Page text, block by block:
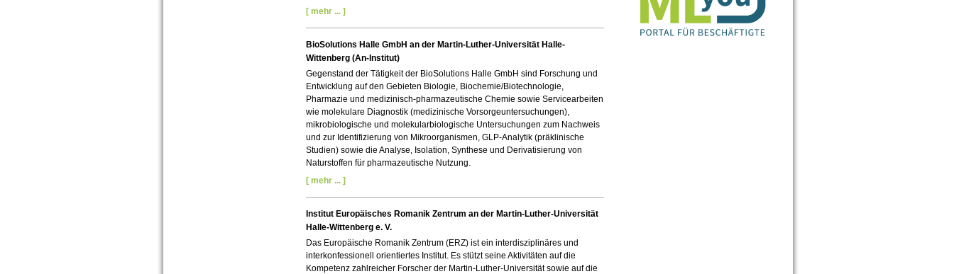
[ mehr ... ]
BioSolutions Halle GmbH an der Martin-Luther-Universität Halle-
Wittenberg (An-Institut)
Gegenstand der Tätigkeit der BioSolutions Halle GmbH sind Forschung und
Entwicklung auf den Gebieten Biologie, Biochemie/Biotechnologie,
Pharmazie und medizinisch-pharmazeutische Chemie sowie Servicearbeiten
wie molekulare Diagnostik (medizinische Vorsorgeuntersuchungen),
mikrobiologische und molekularbiologische Untersuchungen zum Nachweis
und zur Identifizierung von Mikroorganismen, GLP-Analytik (präklinische
Studien) sowie die Analyse, Isolation, Synthese und Derivatisierung von
Naturstoffen für pharmazeutische Nutzung.
[ mehr ... ]
Institut Europäisches Romanik Zentrum an der Martin-Luther-Universität
Halle-Wittenberg e. V.
Das Europäische Romanik Zentrum (ERZ) ist ein interdisziplinäres und
interkonfessionell orientiertes Institut. Es stützt seine Aktivitäten auf die
Kompetenz zahlreicher Forscher der Martin-Luther-Universität sowie auf die